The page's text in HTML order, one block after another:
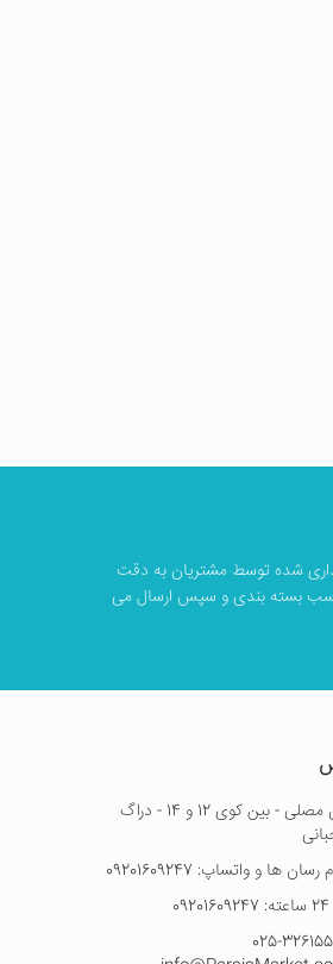
شده توسط مشتریان به دقت
بسته بندی و سپس ارسال می
قم-خیابان مصلی - بین کوی 12 و 14 - دراگ
ها و واتساپ: 09201609247